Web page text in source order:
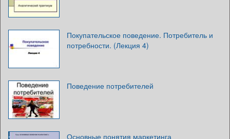
Покупательское поведение. Потребитель и
потребности. (Лекция 4)
Поведение потребителей
Основные понятия маркетинга